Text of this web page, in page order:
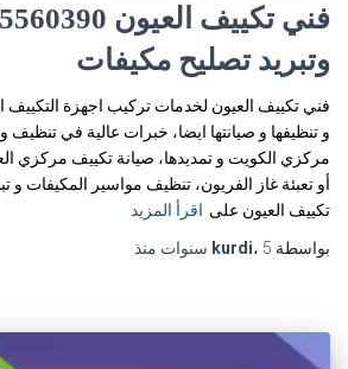
وتبريد تصليح مكيفات
فني تكييف العيون لخدمات تركيب اجهزة
و تنظيفها و صيانتها ايضا، خبرات عالية في
مركزي الكويت و تمديدها، صيانة تكييف مركزي
أو تعبئة غاز الفريون، تنظيف مواسير المكيفات و
تكييف العيون على اقرأ المزيد
بواسطة
kurdi، 5 سنوات منذ